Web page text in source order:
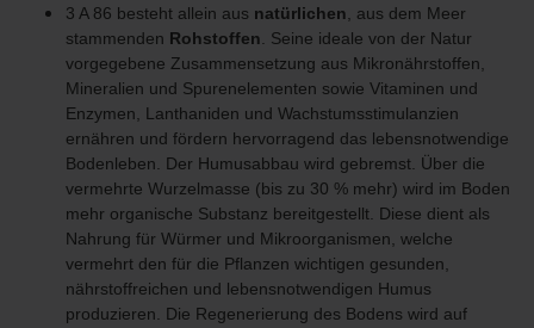
3 A 86 besteht allein aus natürlichen, aus dem Meer
stammenden Rohstoffen. Seine ideale von der Natur
vorgegebene Zusammensetzung aus Mikronährstoffen,
Mineralien und Spurenelementen sowie Vitaminen und
Enzymen, Lanthaniden und Wachstumsstimulanzien
ernähren und fördern hervorragend das lebensnotwendige
Bodenleben. Der Humusabbau wird gebremst. Über die
vermehrte Wurzelmasse (bis zu 30 % mehr) wird im Boden
mehr organische Substanz bereitgestellt. Diese dient als
Nahrung für Würmer und Mikroorganismen, welche
vermehrt den für die Pflanzen wichtigen gesunden,
nährstoffreichen und lebensnotwendigen Humus
produzieren. Die Regenerierung des Bodens wird auf